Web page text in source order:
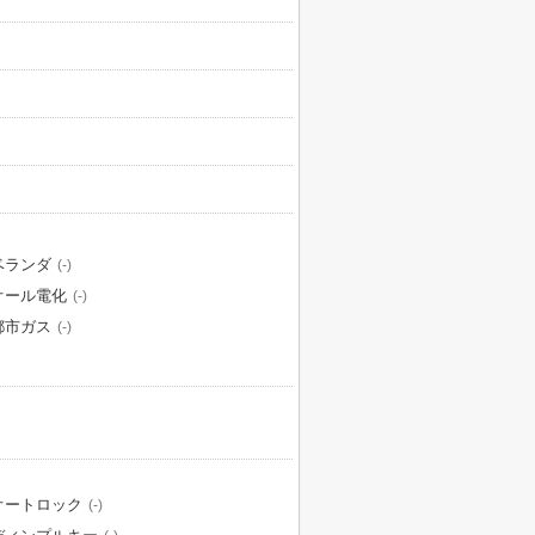
ランダ (-)
ール電化 (-)
市ガス (-)
ートロック (-)